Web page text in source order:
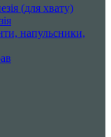
(для хвату)
напульсники,